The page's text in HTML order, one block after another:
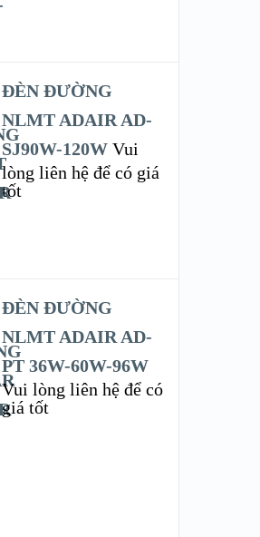
ĐÈN ĐƯỜNG
NLMT ADAIR AD-
SJ90W-120W Vui
lòng liên hệ để có giá
tốt
ĐÈN ĐƯỜNG
NLMT ADAIR AD-
PT 36W-60W-96W
Vui lòng liên hệ để có
giá tốt